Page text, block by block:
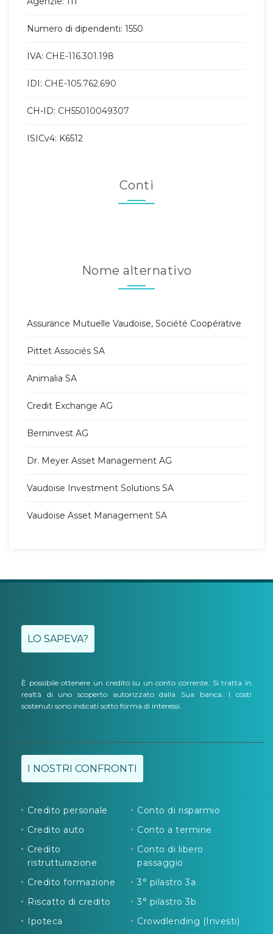
Numero di dipendenti: 1550
IVA: CHE-116.301.198
IDI: CHE-105.762.690
CH-ID: CH55010049307
ISICv4: K6512
Conti
Nome alternativo
Assurance Mutuelle Vaudoise, Société Coopérative
Pittet Associés SA
Animalia SA
Credit Exchange AG
Berninvest AG
Dr. Meyer Asset Management AG
Vaudoise Investment Solutions SA
Vaudoise Asset Management SA
LO SAPEVA?
È possibile ottenere un credito su un conto corrente. Si tratta in
realtà di uno scoperto autorizzato dalla Sua banca. I costi
sostenuti sono indicati sotto forma di interessi.
I NOSTRI CONFRONTI
Credito personale
Credito auto
Credito
ristrutturazione
Credito formazione
Riscatto di credito
Ipoteca
Conto di risparmio
Conto a termine
Conto di libero
passaggio
3° pilastro 3a
3° pilastro 3b
Crowdlending (Investi)